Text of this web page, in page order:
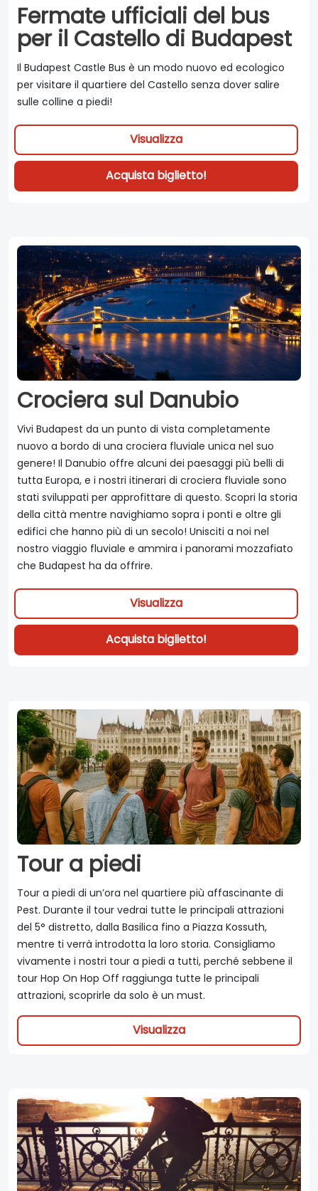
Fermate ufficiali del bus
per il Castello di Budapest
Il Budapest Castle Bus è un modo nuovo ed ecologico
per visitare il quartiere del Castello senza dover salire
sulle colline a piedi!
Visualizza
Acquista biglietto!
Crociera sul Danubio
Vivi Budapest da un punto di vista completamente
nuovo a bordo di una crociera fluviale unica nel suo
genere! Il Danubio offre alcuni dei paesaggi più belli di
tutta Europa, e i nostri itinerari di crociera fluviale sono
stati sviluppati per approfittare di questo. Scopri la storia
della città mentre navighiamo sopra i ponti e oltre gli
edifici che hanno più di un secolo! Unisciti a noi nel
nostro viaggio fluviale e ammira i panorami mozzafiato
che Budapest ha da offrire.
Visualizza
Acquista biglietto!
Tour a piedi
Tour a piedi di un’ora nel quartiere più affascinante di
Pest. Durante il tour vedrai tutte le principali attrazioni
del 5° distretto, dalla Basilica fino a Piazza Kossuth,
mentre ti verrà introdotta la loro storia. Consigliamo
vivamente i nostri tour a piedi a tutti, perché sebbene il
tour Hop On Hop Off raggiunga tutte le principali
attrazioni, scoprirle da solo è un must.
Visualizza